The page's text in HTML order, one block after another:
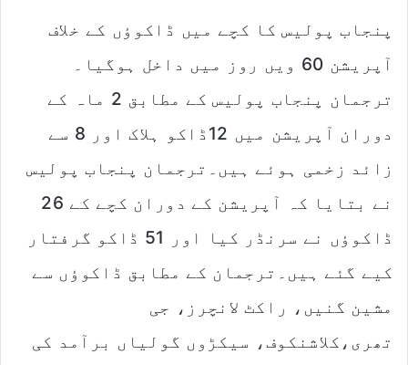
پنجاب پولیس کا کچے میں ڈاکوؤں کے خلاف
آپریشن 60 ویں روز میں داخل ہوگیا۔
ترجمان پنجاب پولیس کے مطابق 2 ماہ کے
دوران آپریشن میں 12ڈاکو ہلاک اور 8 سے
زائد زخمی ہوئے ہیں۔ترجمان پنجاب پولیس
نے بتایا کہ آپریشن کے دوران کچے کے 26
ڈاکوؤں نے سرنڈر کیا اور 51 ڈاکو گرفتار
کیے گئے ہیں۔ترجمان کے مطابق ڈاکوؤں سے
مشین گنیں، راکٹ لانچرز، جی
تھری،کلاشنکوف، سیکڑوں گولیاں برآمد کی